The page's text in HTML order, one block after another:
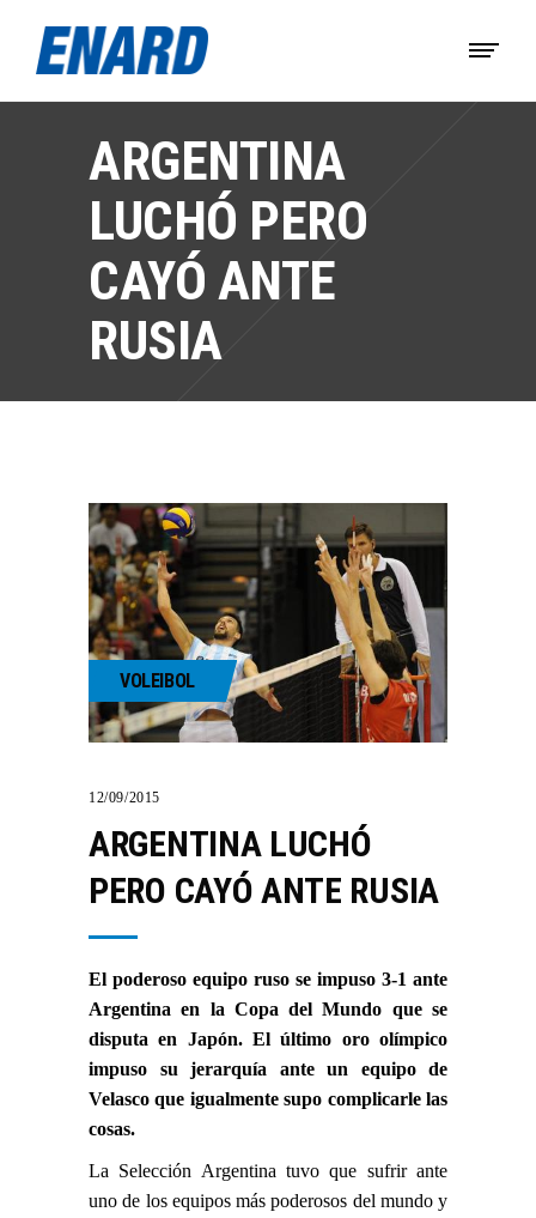
ARGENTINA
LUCHÓ PERO
CAYÓ ANTE
RUSIA
VOLEIBOL
12/09/2015
ARGENTINA LUCHÓ
PERO CAYÓ ANTE RUSIA
El poderoso equipo ruso se impuso 3-1 ante
Argentina en la Copa del Mundo que se
disputa en Japón. El último oro olímpico
impuso su jerarquía ante un equipo de
Velasco que igualmente supo complicarle las
cosas.
La Selección Argentina tuvo que sufrir ante
uno de los equipos más poderosos del mundo y